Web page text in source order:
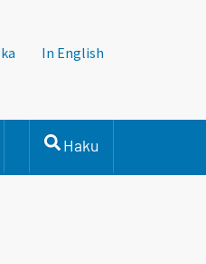
In English
Haku